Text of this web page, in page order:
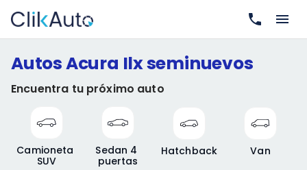
Autos Acura Ilx seminuevos
Encuentra tu próximo auto
Camioneta
SUV
Sedan 4
puertas
Hatchback Van